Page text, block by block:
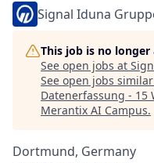
Signal Iduna
This job is no
See open jobs at
See open jobs
Datenerfassung - 15
Merantix AI Campus.
Dortmund, Germany